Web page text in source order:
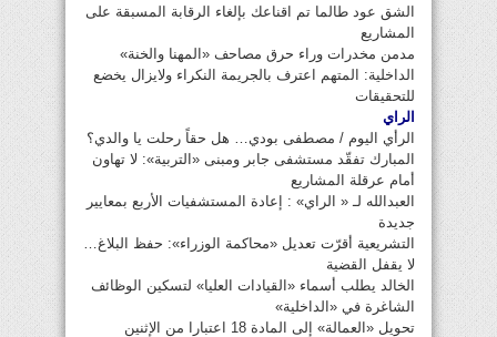
الشق عود طالما تم اقناعك بإلغاء الرقابة المسبقة على
المشاريع
مدمن مخدرات وراء حرق مصاحف «المهنا والخنة»
الداخلية: المتهم اعترف بالجريمة النكراء ولايزال يخضع
للتحقيقات
الراي
الرأي اليوم / مصطفى بودي… هل حقاً رحلت يا والدي؟
المبارك تفقّد مستشفى جابر ومبنى «التربية»: لا تهاون
أمام عرقلة المشاريع
العبدالله لـ « الراي» : إعادة المستشفيات الأربع بمعايير
جديدة
التشريعية أقرّت تعديل «محاكمة الوزراء»: حفظ البلاغ…
لا يقفل القضية
الخالد يطلب أسماء «القيادات العليا» لتسكين الوظائف
الشاغرة في «الداخلية»
تحويل «العمالة» إلى المادة 18 اعتبارا من الإثنين